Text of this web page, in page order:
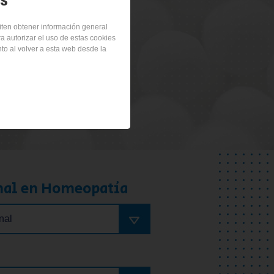
en Homeopatía
obtener información general
autorizar el uso de estas cookies
al volver a esta web desde la